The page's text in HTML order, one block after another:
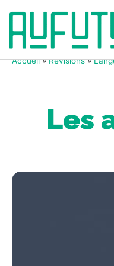
Accueil»Révisions»
Les